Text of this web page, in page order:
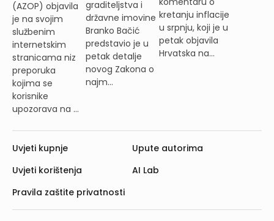
(AZOP) objavila
je na svojim
službenim
internetskim
stranicama niz
preporuka
kojima se
korisnike
upozorava na ...
graditeljstva i
državne imovine
Branko Bačić
predstavio je u
petak detalje
novog Zakona o
najm...
kretanju inflacije
u srpnju, koji je u
petak objavila
Hrvatska na...
Uvjeti kupnje
Uvjeti korištenja
Pravila zaštite privatnosti
Upute autorima
AI Lab